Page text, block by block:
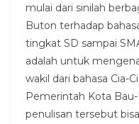
mulai dari sinilah
Buton terhadap
tingkat SD sampai
adalah untuk
wakil dari bahasa Cia-
Pemerintah Kota
penulisan tersebut